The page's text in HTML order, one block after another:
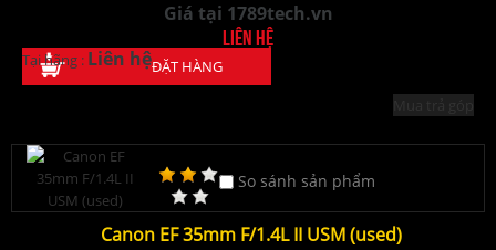
Giá tại 1789tech.vn
Liên hệ
Tại hãng : Liên hệĐẶT HÀNG
So sánh sản phẩm
Canon EF 35mm F/1.4L II USM (used)